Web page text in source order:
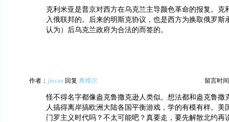
克利米亚是普京对西方在乌克兰主导颜色革命的报复。克
入俄联邦的。后来的明斯克协议，也是西方为换取俄罗斯
认为）后乌克兰政府为合法的而签的。
作者： jincao 回复 奥维尔 留言时
怪不得名字都像盎克鲁撒克逊人类似。想法都和盎克鲁撒
人搞得离岸搞欧洲大陆各国平衡游戏，学的有模有样。美
门罗主义时代吗？不太可能吧？真要走，要先解散北约再